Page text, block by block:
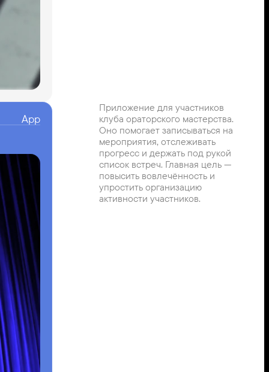
App
Приложение для участников
клуба ораторского мастерства.
Оно помогает записываться на
мероприятия, отслеживать
прогресс и держать под рукой
список встреч. Главная цель —
повысить вовлечённость и
упростить организацию
активности участников.